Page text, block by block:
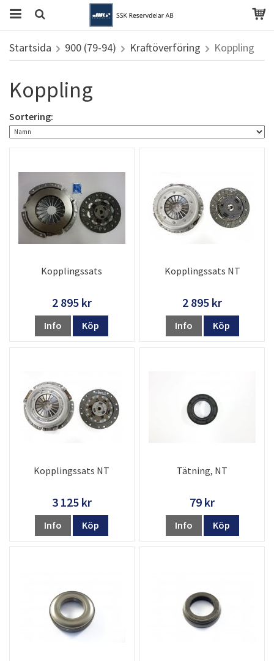
Startsida 900 (79-94) Kraftöverföring Koppling
Koppling
Sortering:
Kopplingssats
2 895 kr
Info Köp
Kopplingssats NT
2 895 kr
Info Köp
Kopplingssats NT
3 125 kr
Info Köp
Tätning, NT
79 kr
Info Köp